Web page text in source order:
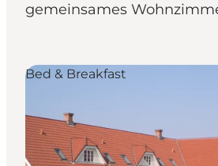
gemeinsames
Bed & Breakfast